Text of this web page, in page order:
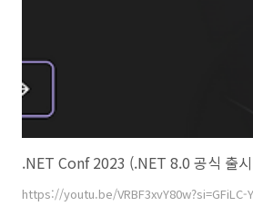
.NET Conf 2023 (.NET 8.0 공식 출
https://youtu.be/VRBF3xvY80w?si=GFiLC-